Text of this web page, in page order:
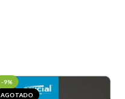
-9%
AGOTADO